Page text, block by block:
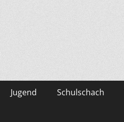
Jugend Schulschach